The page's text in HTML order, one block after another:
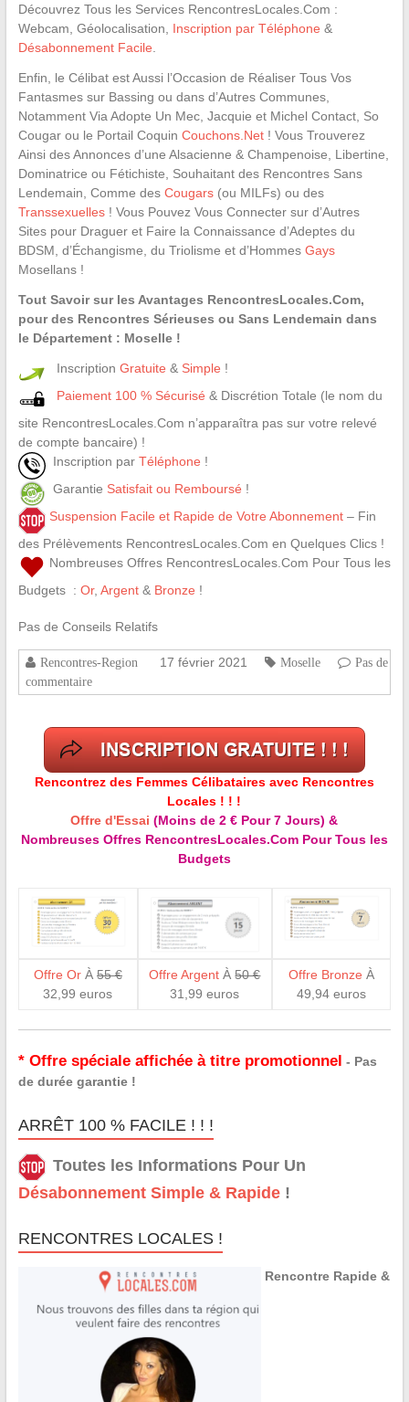
Découvrez Tous les Services RencontresLocales.Com :
Webcam, Géolocalisation, Inscription par Téléphone &
Désabonnement Facile
Enfin, le Célibat est Aussi l’Occasion de Réaliser Tous Vos
Fantasmes sur Bassing ou dans d’Autres Communes,
Notamment Via Adopte Un Mec, Jacquie et Michel Contact, So
Cougar ou le Portail Coquin Couchons.Net! Vous Trouverez
Ainsi des Annonces d’une Alsacienne & Champenoise, Libertine,
Dominatrice ou Fétichiste, Souhaitant des Rencontres Sans
Lendemain, Comme des Cougars(ou MILFs) ou des
Transsexuelles! Vous Pouvez Vous Connecter sur d’Autres
Sites pour Draguer et Faire la Connaissance d’Adeptes du
BDSM, d’Échangisme, du Triolisme et d’Hommes Gays
Mosellans !
Tout Savoir sur les Avantages RencontresLocales.Com,
pour des Rencontres Sérieuses ou Sans Lendemain dans
le Département : Moselle !
Inscription Gratuite & Simple !
Paiement 100 % Sécurisé & Discrétion Totale (le nom du
site RencontresLocales.Com n’apparaîtra pas sur votre relevé
de compte bancaire) !
Inscription par Téléphone !
Garantie Satisfait ou Remboursé !
Suspension Facile et Rapide de Votre Abonnement– Fin
des Prélèvements RencontresLocales.Com en Quelques Clics !
Nombreuses Offres RencontresLocales.Com Pour Tous les
Budgets : Or, Argent& Bronze !
Pas de Conseils Relatifs
Rencontres-Region 17 février 2021 Moselle
Pas de
commentaire
Rencontrez des Femmes Célibataires avec Rencontres
Locales ! ! !
Offre d'Essai (Moins de 2 € Pour 7 Jours) &
Nombreuses Offres RencontresLocales.Com Pour Tous les
Budgets
Offre OrÀ 55 €
32,99 euros
Offre Argent À50 €
31,99 euros
Offre Bronze À
49,94 euros
* Offre spéciale affichée à titre promotionnel - Pas
de durée garantie !
ARRÊT 100 % FACILE ! ! !
Toutes les Informations Pour Un
Désabonnement Simple & Rapide!
RENCONTRES LOCALES !
Rencontre Rapide &